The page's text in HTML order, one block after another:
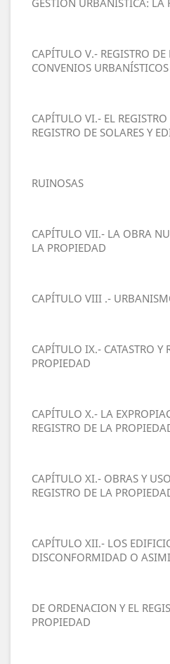
CAPÍTULO V.- REGISTRO
CONVENIOS URBANÍSTICOS
CAPÍTULO VI.- EL
REGISTRO DE SOLARES Y
RUINOSAS
CAPÍTULO VII.- LA OBRA
LA PROPIEDAD
CAPÍTULO VIII .-
CAPÍTULO IX.- CATASTRO Y
PROPIEDAD
CAPÍTULO X.- LA
REGISTRO DE LA
CAPÍTULO XI.- OBRAS Y
REGISTRO DE LA
CAPÍTULO XII.- LOS
DISCONFORMIDAD O
DE ORDENACION Y EL
PROPIEDAD